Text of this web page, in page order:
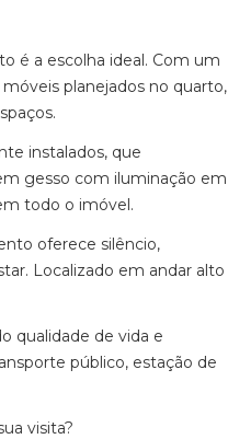
(1)
Viana (1)
(1)
I (1)
é a escolha ideal. Com um
planejados no quarto,
instalados, que
gesso com iluminação em
todo o imóvel.
oferece silêncio,
Localizado em andar alto
qualidade de vida e
público, estação de
visita?